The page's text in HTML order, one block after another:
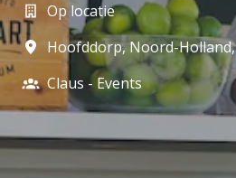
Op locatie
Hoofddorp, Noord-Holland,
Claus - Events